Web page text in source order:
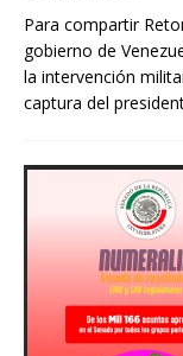
Para compartir
gobierno de
la intervención
captura del